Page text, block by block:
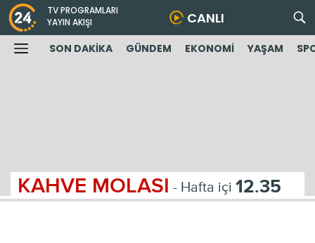
TV PROGRAMLARI
YAYIN AKIŞI
CANLI
SON DAKİKA GÜNDEM EKONOMİ YAŞAM
KAHVE MOLASI - Hafta içi 12.35